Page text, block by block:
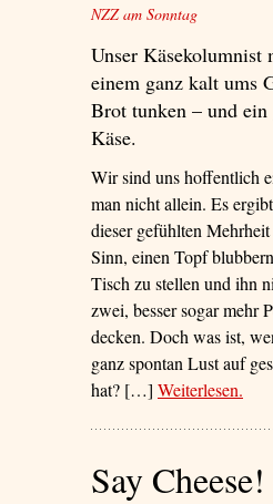
NZZ am Sonntag
Unser Käsekolumnist
einem ganz kalt ums
Brot tunken – und
Käse.
Wir sind uns hoffentlich
man nicht allein. Es
dieser gefühlten
Sinn, einen Topf
Tisch zu stellen und ihn
zwei, besser sogar mehr
decken. Doch was ist,
ganz spontan Lust auf
hat? […] Weiterlesen–
.
Say Cheese!